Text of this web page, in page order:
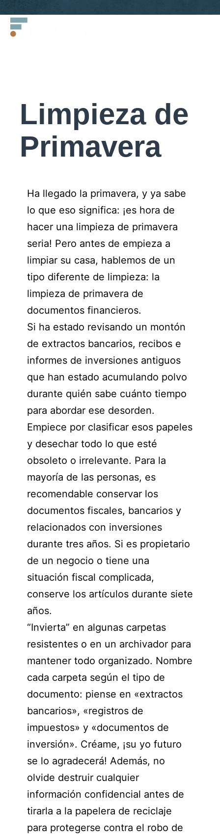
Francis
LLC.
Limpieza de
Primavera
Ha llegado la primavera, y ya sabe
lo que eso significa: ¡es hora de
hacer una limpieza de primavera
seria! Pero antes de empieza a
limpiar su casa, hablemos de un
tipo diferente de limpieza: la
limpieza de primavera de
documentos financieros.
Si ha estado revisando un montón
de extractos bancarios, recibos e
informes de inversiones antiguos
que han estado acumulando polvo
durante quién sabe cuánto tiempo
para abordar ese desorden.
Empiece por clasificar esos papeles
y desechar todo lo que esté
obsoleto o irrelevante. Para la
mayoría de las personas, es
recomendable conservar los
documentos fiscales, bancarios y
relacionados con inversiones
durante tres años. Si es propietario
de un negocio o tiene una
situación fiscal complicada,
conserve los artículos durante siete
años.
“Invierta” en algunas carpetas
resistentes o en un archivador para
mantener todo organizado. Nombre
cada carpeta según el tipo de
documento: piense en «extractos
bancarios», «registros de
impuestos» y «documentos de
inversión». Créame, ¡su yo futuro
se lo agradecerá! Además, no
olvide destruir cualquier
información confidencial antes de
tirarla a la papelera de reciclaje
para protegerse contra el robo de